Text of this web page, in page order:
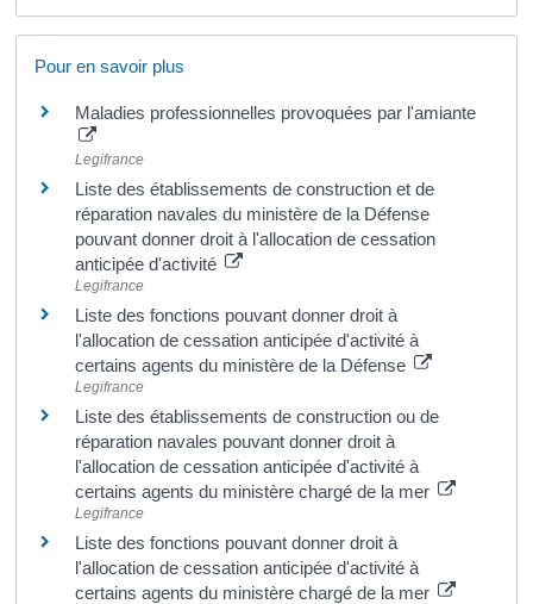
Pour en savoir plus
Maladies professionnelles provoquées par l'amiante
Legifrance
Liste des établissements de construction et de
réparation navales du ministère de la Défense
pouvant donner droit à l'allocation de cessation
anticipée d'activité
Legifrance
Liste des fonctions pouvant donner droit à
l'allocation de cessation anticipée d'activité à
certains agents du ministère de la Défense
Legifrance
Liste des établissements de construction ou de
réparation navales pouvant donner droit à
l'allocation de cessation anticipée d'activité à
certains agents du ministère chargé de la mer
Legifrance
Liste des fonctions pouvant donner droit à
l'allocation de cessation anticipée d'activité à
certains agents du ministère chargé de la mer